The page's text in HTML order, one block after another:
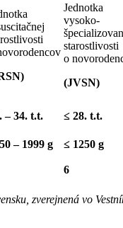
Jednotka
vysoko-
starostlivosti
o
(JVSN)
– 34. t.t.
≤ 28. t.t.
– 1999 g ≤ 1250 g
6
zverejnená vo